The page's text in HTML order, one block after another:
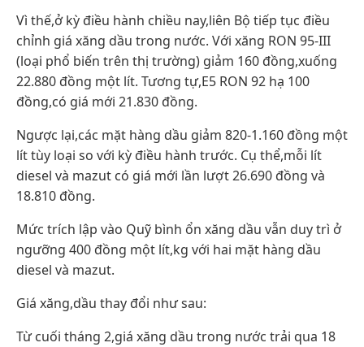
Vì thế,ở kỳ điều hành chiều nay,liên Bộ tiếp tục điều
chỉnh giá xăng dầu trong nước. Với xăng RON 95-III
(loại phổ biến trên thị trường) giảm 160 đồng,xuống
22.880 đồng một lít. Tương tự,E5 RON 92 hạ 100
đồng,có giá mới 21.830 đồng.
Ngược lại,các mặt hàng dầu giảm 820-1.160 đồng một
lít tùy loại so với kỳ điều hành trước. Cụ thể,mỗi lít
diesel và mazut có giá mới lần lượt 26.690 đồng và
18.810 đồng.
Mức trích lập vào Quỹ bình ổn xăng dầu vẫn duy trì ở
ngưỡng 400 đồng một lít,kg với hai mặt hàng dầu
diesel và mazut.
Giá xăng,dầu thay đổi như sau:
Từ cuối tháng 2,giá xăng dầu trong nước trải qua 18